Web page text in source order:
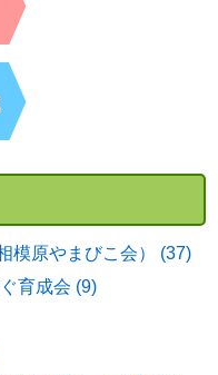
模原やまびこ会） (37)
育成会 (9)